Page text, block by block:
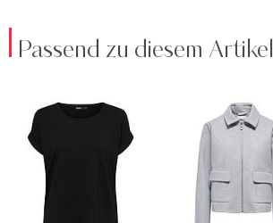
Passend zu diesem Artikel